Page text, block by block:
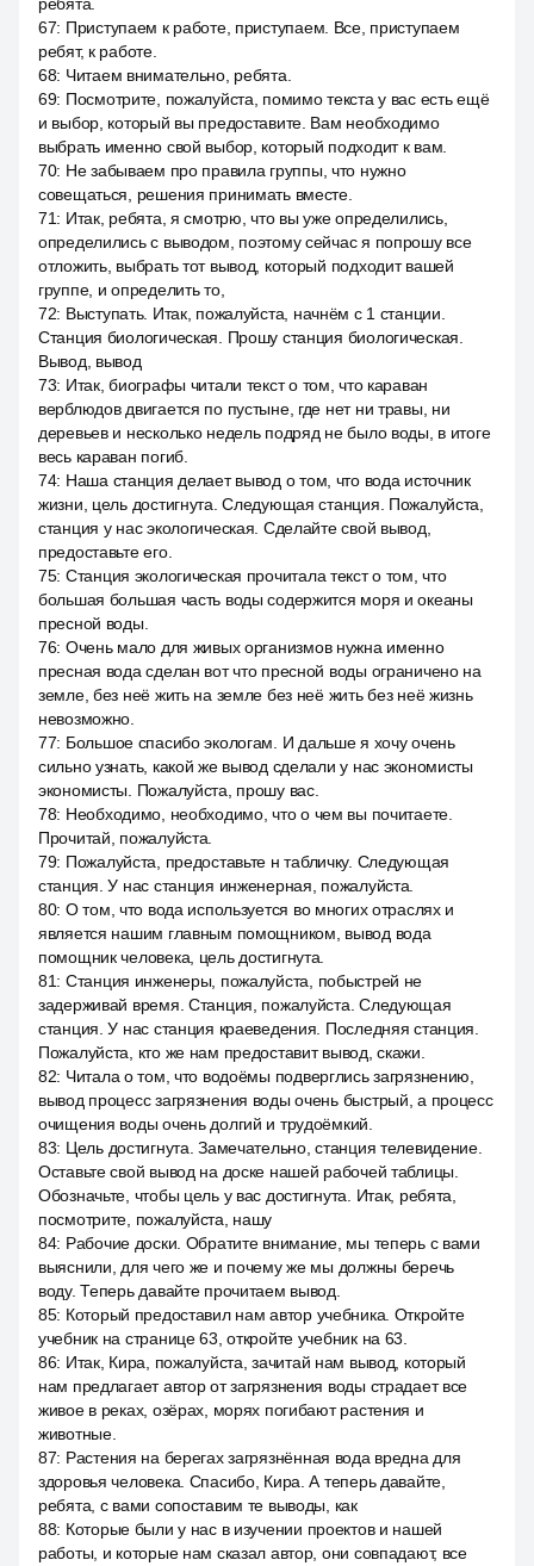
67: Приступаем к работе, приступаем. Все, приступаем
ребят, к работе.
68: Читаем внимательно, ребята.
69: Посмотрите, пожалуйста, помимо текста у вас есть ещё
и выбор, который вы предоставите. Вам необходимо
выбрать именно свой выбор, который подходит к вам.
70: Не забываем про правила группы, что нужно
совещаться, решения принимать вместе.
71: Итак, ребята, я смотрю, что вы уже определились,
определились с выводом, поэтому сейчас я попрошу все
отложить, выбрать тот вывод, который подходит вашей
группе, и определить то,
72: Выступать. Итак, пожалуйста, начнём с 1 станции.
Станция биологическая. Прошу станция биологическая.
Вывод, вывод
73: Итак, биографы читали текст о том, что караван
верблюдов двигается по пустыне, где нет ни травы, ни
деревьев и несколько недель подряд не было воды, в итоге
весь караван погиб.
74: Наша станция делает вывод о том, что вода источник
жизни, цель достигнута. Следующая станция. Пожалуйста,
станция у нас экологическая. Сделайте свой вывод,
предоставьте его.
75: Станция экологическая прочитала текст о том, что
большая большая часть воды содержится моря и океаны
пресной воды.
76: Очень мало для живых организмов нужна именно
пресная вода сделан вот что пресной воды ограничено на
земле, без неё жить на земле без неё жить без неё жизнь
невозможно.
77: Большое спасибо экологам. И дальше я хочу очень
сильно узнать, какой же вывод сделали у нас экономисты
экономисты. Пожалуйста, прошу вас.
78: Необходимо, необходимо, что о чем вы почитаете.
Прочитай, пожалуйста.
79: Пожалуйста, предоставьте н табличку. Следующая
станция. У нас станция инженерная, пожалуйста.
80: О том, что вода используется во многих отраслях и
является нашим главным помощником, вывод вода
помощник человека, цель достигнута.
81: Станция инженеры, пожалуйста, побыстрей не
задерживай время. Станция, пожалуйста. Следующая
станция. У нас станция краеведения. Последняя станция.
Пожалуйста, кто же нам предоставит вывод, скажи.
82: Читала о том, что водоёмы подверглись загрязнению,
вывод процесс загрязнения воды очень быстрый, а процесс
очищения воды очень долгий и трудоёмкий.
83: Цель достигнута. Замечательно, станция телевидение.
Оставьте свой вывод на доске нашей рабочей таблицы.
Обозначьте, чтобы цель у вас достигнута. Итак, ребята,
посмотрите, пожалуйста, нашу
84: Рабочие доски. Обратите внимание, мы теперь с вами
выяснили, для чего же и почему же мы должны беречь
воду. Теперь давайте прочитаем вывод.
85: Который предоставил нам автор учебника. Откройте
учебник на странице 63, откройте учебник на 63.
86: Итак, Кира, пожалуйста, зачитай нам вывод, который
нам предлагает автор от загрязнения воды страдает все
живое в реках, озёрах, морях погибают растения и
животные.
87: Растения на берегах загрязнённая вода вредна для
здоровья человека. Спасибо, Кира. А теперь давайте,
ребята, с вами сопоставим те выводы, как
88: Которые были у нас в изучении проектов и нашей
работы, и которые нам сказал автор, они совпадают, все